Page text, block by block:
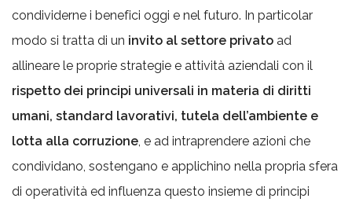
condividerne i benefici oggi e nel futuro. In particolar
modo si tratta di un invito al settore privato ad
allineare le proprie strategie e attività aziendali con il
rispetto dei principi universali in materia di diritti
umani, standard lavorativi, tutela dell’ambiente e
lotta alla corruzione, e ad intraprendere azioni che
condividano, sostengano e applichino nella propria sfera
di operatività ed influenza questo insieme di principi